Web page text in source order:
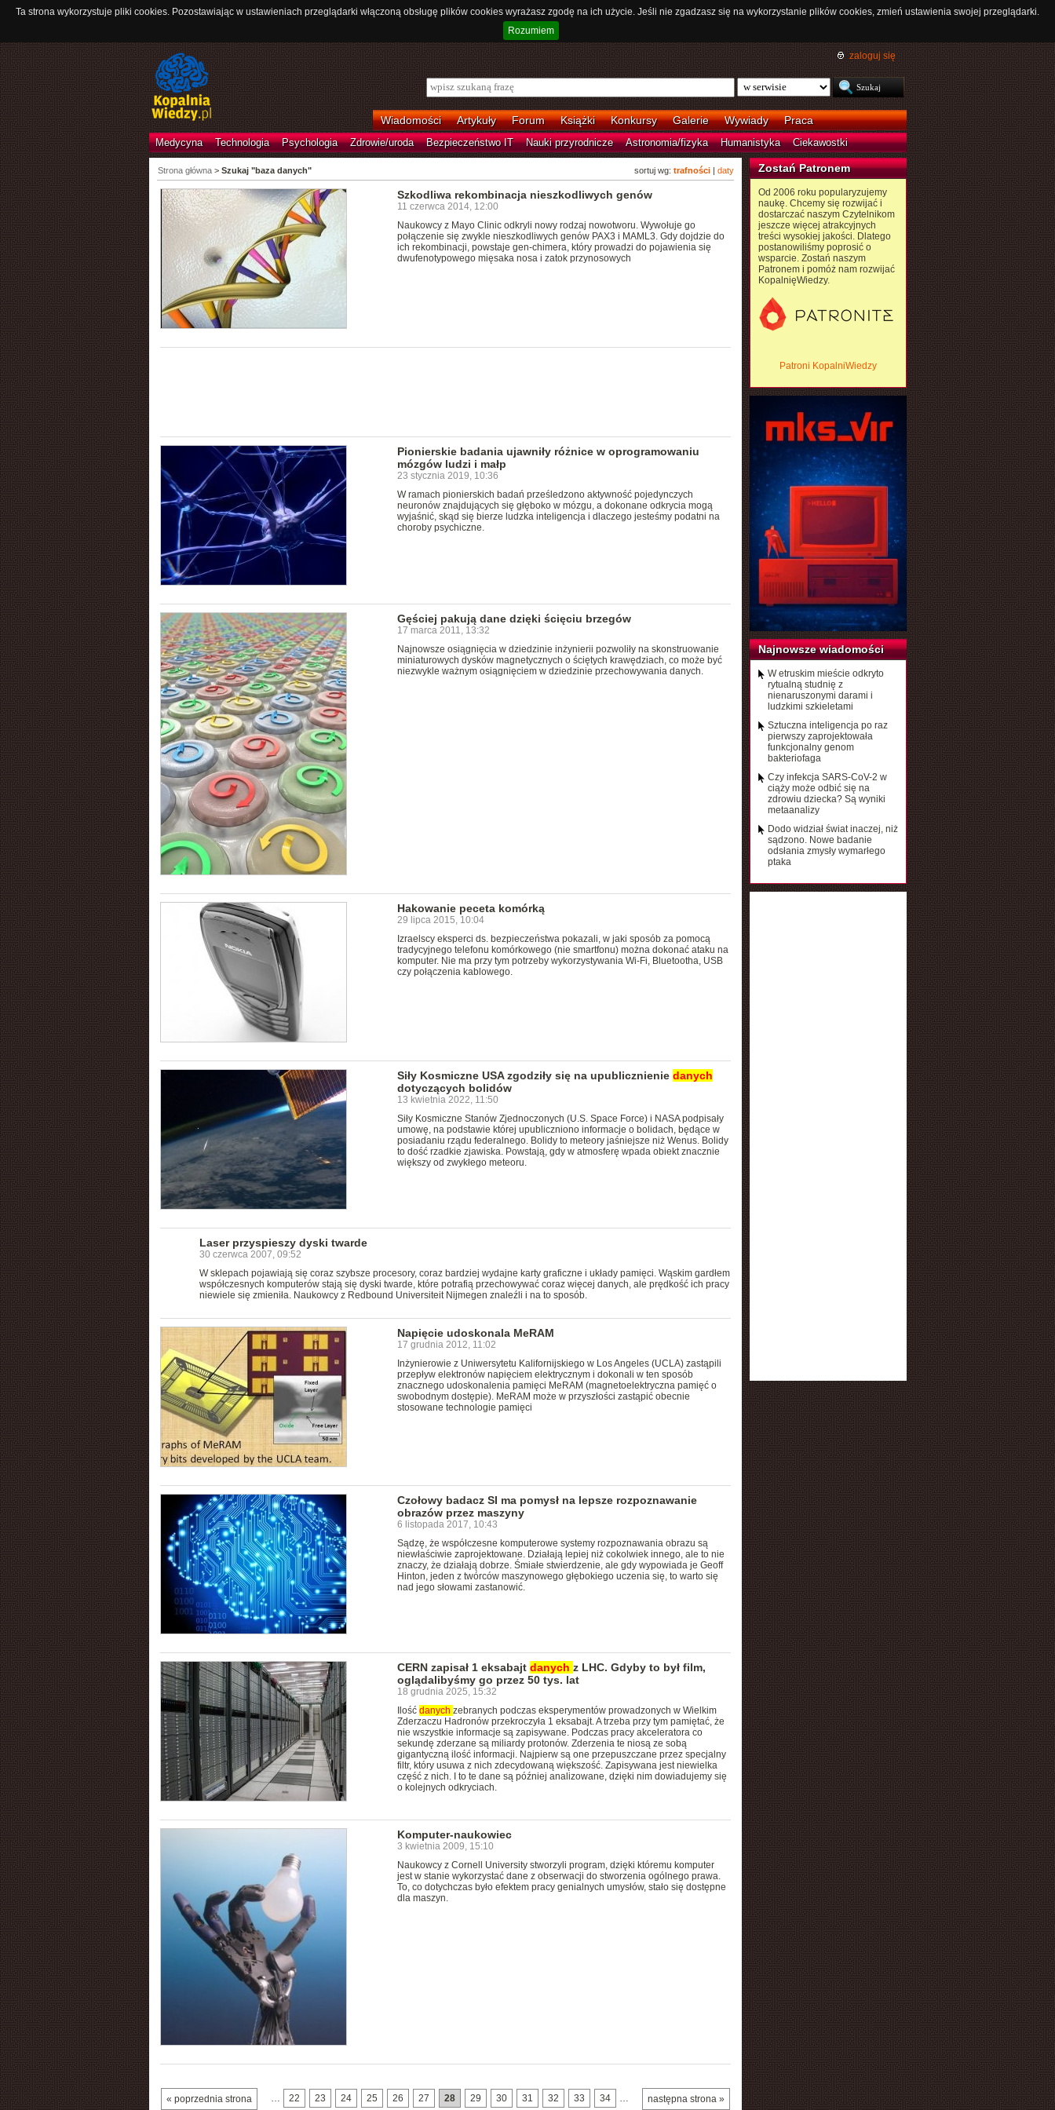
Ta strona wykorzystuje pliki cookies. Pozostawiając w ustawieniach przeglądarki włączoną obsługę plików cookies wyrażasz zgodę na ich użycie. Jeśli nie zgadzasz się na wykorzystanie plików cookies, zmień ustawienia swojej przeglądarki.
Rozumiem
zaloguj się
Wiadomości Artykuły Forum Książki Konkursy Galerie Wywiady Praca
Medycyna Technologia Psychologia Zdrowie/uroda Bezpieczeństwo IT Nauki przyrodnicze Astronomia/fizyka Humanistyka Ciekawostki
sortuj wg: trafności| daty
Strona główna> Szukaj "baza danych"
Szkodliwa rekombinacja nieszkodliwych genów
11 czerwca 2014, 12:00
Naukowcy z Mayo Clinic odkryli nowy rodzaj nowotworu. Wywołuje go
połączenie się zwykle nieszkodliwych genów PAX3 i MAML3. Gdy dojdzie do
ich rekombinacji, powstaje gen-chimera, który prowadzi do pojawienia się
dwufenotypowego mięsaka nosa i zatok przynosowych
Pionierskie badania ujawniły różnice w oprogramowaniu
mózgów ludzi i małp
23 stycznia 2019, 10:36
W ramach pionierskich badań prześledzono aktywność pojedynczych
neuronów znajdujących się głęboko w mózgu, a dokonane odkrycia mogą
wyjaśnić, skąd się bierze ludzka inteligencja i dlaczego jesteśmy podatni na
choroby psychiczne.
Gęściej pakują dane dzięki ścięciu brzegów
17 marca 2011, 13:32
Najnowsze osiągnięcia w dziedzinie inżynierii pozwoliły na skonstruowanie
miniaturowych dysków magnetycznych o ściętych krawędziach, co może być
niezwykle ważnym osiągnięciem w dziedzinie przechowywania danych.
Hakowanie peceta komórką
29 lipca 2015, 10:04
Izraelscy eksperci ds. bezpieczeństwa pokazali, w jaki sposób za pomocą
tradycyjnego telefonu komórkowego (nie smartfonu) można dokonać ataku na
komputer. Nie ma przy tym potrzeby wykorzystywania Wi-Fi, Bluetootha, USB
czy połączenia kablowego.
Siły Kosmiczne USA zgodziły się na upublicznienie danych
dotyczących bolidów
13 kwietnia 2022, 11:50
Siły Kosmiczne Stanów Zjednoczonych (U.S. Space Force) i NASA podpisały
umowę, na podstawie której upubliczniono informacje o bolidach, będące w
posiadaniu rządu federalnego. Bolidy to meteory jaśniejsze niż Wenus. Bolidy
to dość rzadkie zjawiska. Powstają, gdy w atmosferę wpada obiekt znacznie
większy od zwykłego meteoru.
Laser przyspieszy dyski twarde
30 czerwca 2007, 09:52
W sklepach pojawiają się coraz szybsze procesory, coraz bardziej wydajne karty graficzne i układy pamięci. Wąskim gardłem
współczesnych komputerów stają się dyski twarde, które potrafią przechowywać coraz więcej danych, ale prędkość ich pracy
niewiele się zmieniła. Naukowcy z Redbound Universiteit Nijmegen znaleźli i na to sposób.
Napięcie udoskonala MeRAM
17 grudnia 2012, 11:02
Inżynierowie z Uniwersytetu Kalifornijskiego w Los Angeles (UCLA) zastąpili
przepływ elektronów napięciem elektrycznym i dokonali w ten sposób
znacznego udoskonalenia pamięci MeRAM (magnetoelektryczna pamięć o
swobodnym dostępie). MeRAM może w przyszłości zastąpić obecnie
stosowane technologie pamięci
Czołowy badacz SI ma pomysł na lepsze rozpoznawanie
obrazów przez maszyny
6 listopada 2017, 10:43
Sądzę, że współczesne komputerowe systemy rozpoznawania obrazu są
niewłaściwie zaprojektowane. Działają lepiej niż cokolwiek innego, ale to nie
znaczy, że działają dobrze. Śmiałe stwierdzenie, ale gdy wypowiada je Geoff
Hinton, jeden z twórców maszynowego głębokiego uczenia się, to warto się
nad jego słowami zastanowić.
CERN zapisał 1 eksabajt danych z LHC. Gdyby to był film,
oglądalibyśmy go przez 50 tys. lat
18 grudnia 2025, 15:32
Ilość danych zebranych podczas eksperymentów prowadzonych w Wielkim
Zderzaczu Hadronów przekroczyła 1 eksabajt. A trzeba przy tym pamiętać, że
nie wszystkie informacje są zapisywane. Podczas pracy akceleratora co
sekundę zderzane są miliardy protonów. Zderzenia te niosą ze sobą
gigantyczną ilość informacji. Najpierw są one przepuszczane przez specjalny
filtr, który usuwa z nich zdecydowaną większość. Zapisywana jest niewielka
część z nich. I to te dane są później analizowane, dzięki nim dowiadujemy się
o kolejnych odkryciach.
Komputer-naukowiec
3 kwietnia 2009, 15:10
Naukowcy z Cornell University stworzyli program, dzięki któremu komputer
jest w stanie wykorzystać dane z obserwacji do stworzenia ogólnego prawa.
To, co dotychczas było efektem pracy genialnych umysłów, stało się dostępne
dla maszyn.
« poprzednia strona następna strona »
… 22 23 24 25 26 27 28 29 30 31 32 33 34 …
Zostań Patronem
Od 2006 roku popularyzujemy
naukę. Chcemy się rozwijać i
dostarczać naszym Czytelnikom
jeszcze więcej atrakcyjnych
treści wysokiej jakości. Dlatego
postanowiliśmy poprosić o
wsparcie. Zostań naszym
Patronem i pomóż nam rozwijać
KopalnięWiedzy.
Patroni KopalniWiedzy
Najnowsze wiadomości
W etruskim mieście odkryto
rytualną studnię z
nienaruszonymi darami i
ludzkimi szkieletami
Sztuczna inteligencja po raz
pierwszy zaprojektowała
funkcjonalny genom
bakteriofaga
Czy infekcja SARS-CoV-2 w
ciąży może odbić się na
zdrowiu dziecka? Są wyniki
metaanalizy
Dodo widział świat inaczej, niż
sądzono. Nowe badanie
odsłania zmysły wymarłego
ptaka